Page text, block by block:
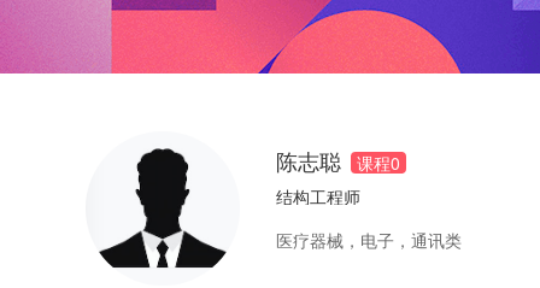
陈志聪 课程0
结构工程师
医疗器械，电子，通讯类